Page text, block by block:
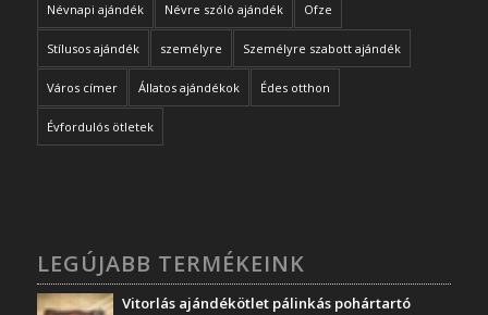
Névnapi ajándék Névre szóló ajándék Ofze
Stílusos ajándék személyre Személyre szabott ajándék
Város címer Állatos ajándékok Édes otthon
Évfordulós ötletek
LEGÚJABB TERMÉKEINK
Vitorlás ajándékötlet pálinkás pohártartó